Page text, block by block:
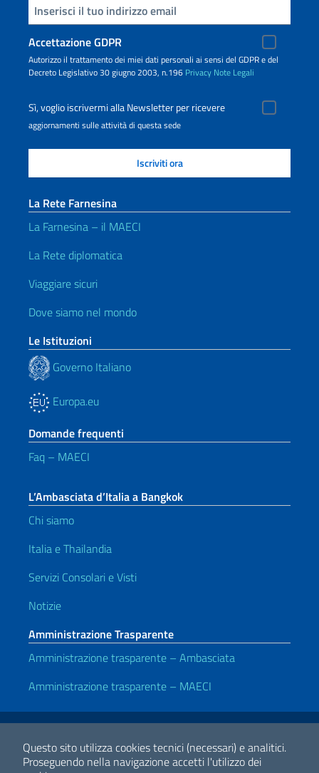
Questo sito utilizza cookies tecnici (necessari) e analitici.
Proseguendo nella navigazione accetti l'utilizzo dei
Inserisci la tua email
Accettazione GDPR
Autorizzo il trattamento dei miei dati personali ai sensi del GDPR e del
Decreto Legislativo 30 giugno 2003, n.196 Privacy Note Legali
Sì, voglio iscrivermi alla Newsletter per ricevere
aggiornamenti sulle attività di questa sede
La Rete Farnesina
La Farnesina – il MAECI
La Rete diplomatica
Viaggiare sicuri
Dove siamo nel mondo
Le Istituzioni
Governo Italiano
Europa.eu
Domande frequenti
Faq – MAECI
L’Ambasciata d’Italia a Bangkok
Chi siamo
Italia e Thailandia
Servizi Consolari e Visti
Notizie
Amministrazione Trasparente
Amministrazione trasparente – Ambasciata
Amministrazione trasparente – MAECI
Link Utili